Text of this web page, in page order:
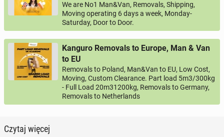
We are No1 Man&Van, Removals, Shipping,
Moving operating 6 days a week, Monday-
Saturday, Door to Door.
Kanguro Removals to Europe, Man & Van
to EU
Removals to Poland, Man&Van to EU, Low Cost,
Moving, Custom Clearance. Part load 5m3/300kg
- Full Load 20m31200kg, Removals to Germany,
Removals to Netherlands
Czytaj więcej